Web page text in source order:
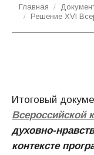
Вы здесь:
Главная
Решение XVI
Итоговый
Всероссийской
духовно-
контексте